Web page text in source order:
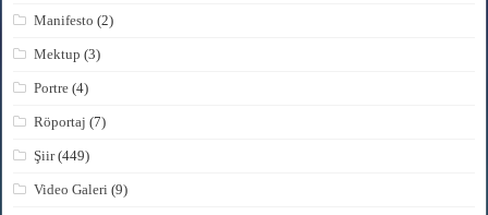
Manifesto (2)
Mektup (3)
Portre (4)
Röportaj (7)
Şiir(449)
Video Galeri (9)